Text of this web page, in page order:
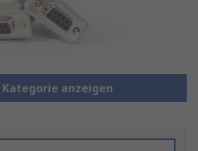
Kategorie anzeigen